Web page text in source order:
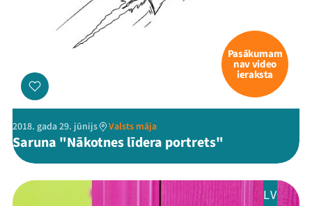
Pasākumam
nav video
ieraksta
2018. gada 29. jūnijs Valsts māja
Saruna "Nākotnes līdera portrets"
LV